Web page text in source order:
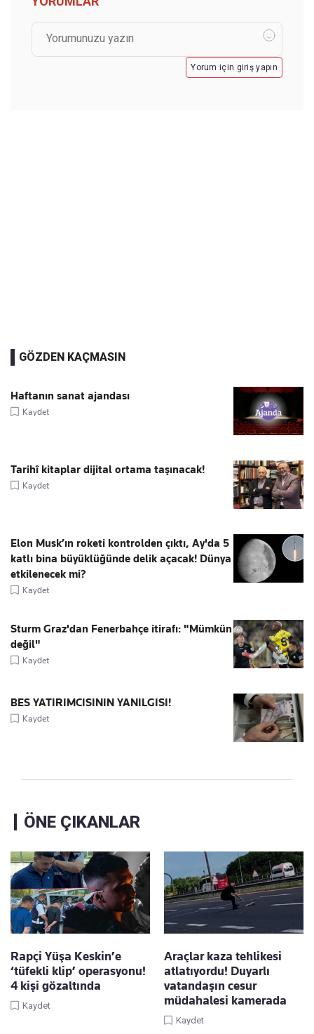
Yorum için giriş yapın
GÖZDEN KAÇMASIN
Haftanın sanat ajandası
Kaydet
Tarihî kitaplar dijital ortama taşınacak!
Kaydet
Elon Musk’ın roketi kontrolden çıktı, Ay'da 5
katlı bina büyüklüğünde delik açacak! Dünya
etkilenecek mi?
Kaydet
Sturm Graz'dan Fenerbahçe itirafı: "Mümkün
değil"
Kaydet
BES YATIRIMCISININ YANILGISI!
Kaydet
ÖNE ÇIKANLAR
Rapçi Yüşa Keskin’e
‘tüfekli klip’ operasyonu!
4 kişi gözaltında
Kaydet
Araçlar kaza tehlikesi
atlatıyordu! Duyarlı
vatandaşın cesur
müdahalesi kamerada
Kaydet